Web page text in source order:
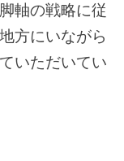
軸の戦略に従
方にいながら
いただいてい